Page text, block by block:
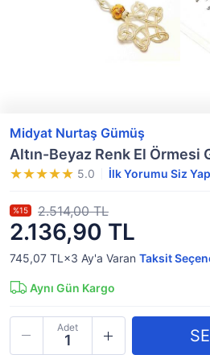
Midyat Nurtaş Gümüş
Altın-Beyaz Renk El Örmesi
5.0 İlk Yorumu Siz
2.136,90 TL
%15 2.514,00 TL
745,07 TL×3 Ay'a Varan Taksit
Aynı Gün Kargo
Adet